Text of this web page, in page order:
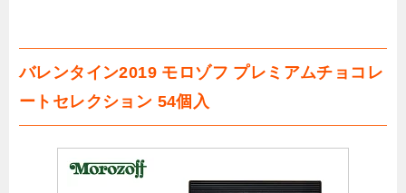
バレンタイン2019 モロゾフ プレミアムチョコレ
ートセレクション 54個入